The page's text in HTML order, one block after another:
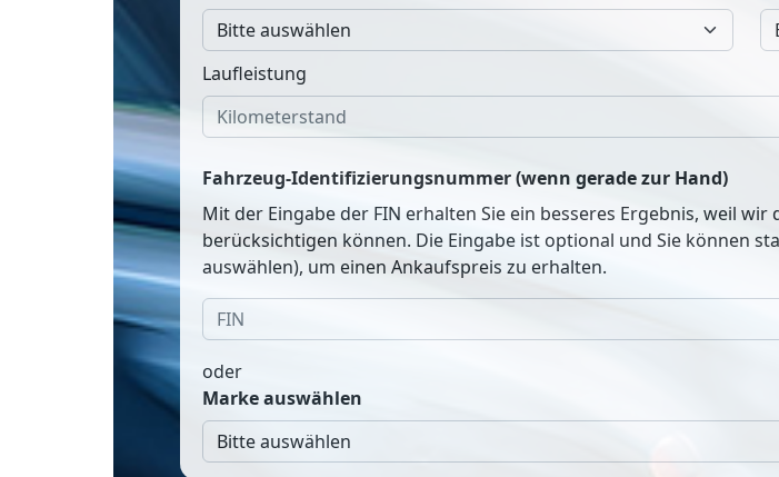
Laufleistung
Fahrzeug-Identifizierungsnummer (wenn gerade zur Hand)
Mit der Eingabe der FIN erhalten Sie ein besseres Ergebnis, weil
berücksichtigen können. Die Eingabe ist optional und Sie können
auswählen), um einen Ankaufspreis zu erhalten.
oder
Marke auswählen